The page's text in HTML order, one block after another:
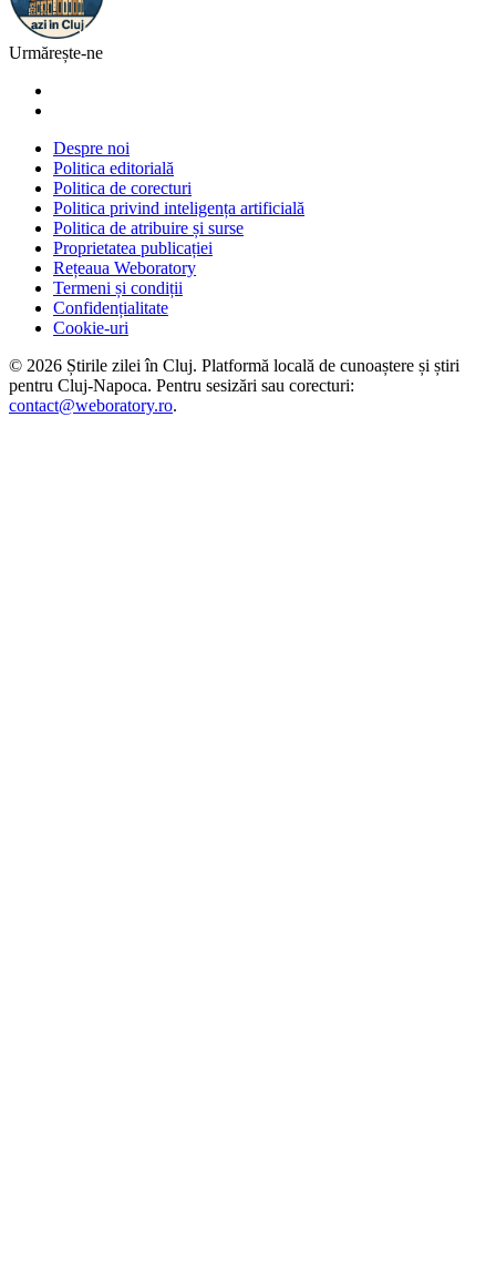
Urmărește-ne
Despre noi
Politica editorială
Politica de corecturi
Politica privind inteligența artificială
Politica de atribuire și surse
Proprietatea publicației
Rețeaua Weboratory
Termeni și condiții
Confidențialitate
Cookie-uri
© 2026 Știrile zilei în Cluj. Platformă locală de cunoaștere și știri
pentru Cluj-Napoca. Pentru sesizări sau corecturi:
contact@weboratory.ro.